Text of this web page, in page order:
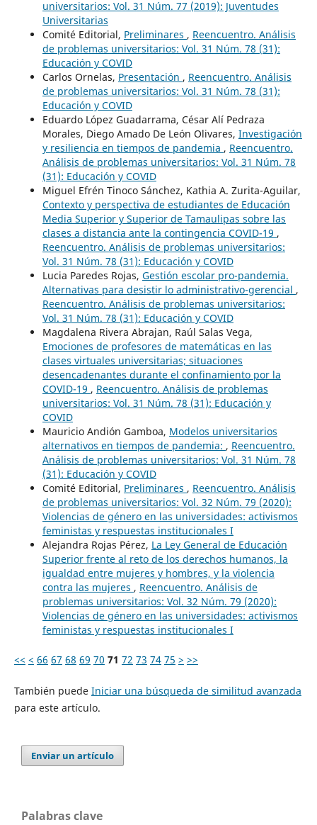
universitarios: Vol. 31 Núm. 77 (2019): Juventudes
Universitarias
Comité Editorial, Preliminares , Reencuentro. Análisis
de problemas universitarios: Vol. 31 Núm. 78 (31):
Educación y COVID
Carlos Ornelas, Presentación , Reencuentro. Análisis
de problemas universitarios: Vol. 31 Núm. 78 (31):
Educación y COVID
Eduardo López Guadarrama, César Alí Pedraza
Morales, Diego Amado De León Olivares, Investigación
y resiliencia en tiempos de pandemia , Reencuentro.
Análisis de problemas universitarios: Vol. 31 Núm. 78
(31): Educación y COVID
Miguel Efrén Tinoco Sánchez, Kathia A. Zurita-Aguilar,
Contexto y perspectiva de estudiantes de Educación
Media Superior y Superior de Tamaulipas sobre las
clases a distancia ante la contingencia COVID-19 ,
Reencuentro. Análisis de problemas universitarios:
Vol. 31 Núm. 78 (31): Educación y COVID
Lucia Paredes Rojas, Gestión escolar pro-pandemia.
Alternativas para desistir lo administrativo-gerencial ,
Reencuentro. Análisis de problemas universitarios:
Vol. 31 Núm. 78 (31): Educación y COVID
Magdalena Rivera Abrajan, Raúl Salas Vega,
Emociones de profesores de matemáticas en las
clases virtuales universitarias; situaciones
desencadenantes durante el confinamiento por la
COVID-19 , Reencuentro. Análisis de problemas
universitarios: Vol. 31 Núm. 78 (31): Educación y
COVID
Mauricio Andión Gamboa, Modelos universitarios
alternativos en tiempos de pandemia: , Reencuentro.
Análisis de problemas universitarios: Vol. 31 Núm. 78
(31): Educación y COVID
Comité Editorial, Preliminares , Reencuentro. Análisis
de problemas universitarios: Vol. 32 Núm. 79 (2020):
Violencias de género en las universidades: activismos
feministas y respuestas institucionales I
Alejandra Rojas Pérez, La Ley General de Educación
Superior frente al reto de los derechos humanos, la
igualdad entre mujeres y hombres, y la violencia
contra las mujeres , Reencuentro. Análisis de
problemas universitarios: Vol. 32 Núm. 79 (2020):
Violencias de género en las universidades: activismos
feministas y respuestas institucionales I
<< < 66 67 68 69 70 71 72 73 74 75 > >>
También puede Iniciar una búsqueda de similitud avanzada
para este artículo.
Enviar un artículo
Palabras clave